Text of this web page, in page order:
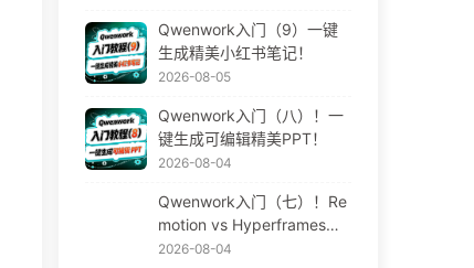
Qwenwork入门（9）一键
生成精美小红书笔记！
2026-08-05
Qwenwork入门（八）！一
键生成可编辑精美PPT！
2026-08-04
Qwenwork入门（七）！Re
motion vs Hyperframes！A
I视频神器！
2026-08-04